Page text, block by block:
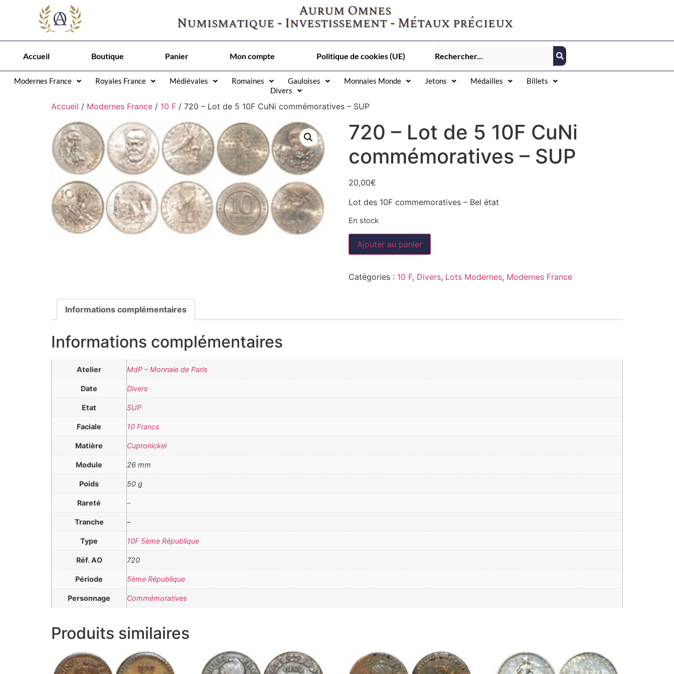
Aurum Omnes
Numismatique - Investissement - Métaux précieux
Accueil Boutique Panier Mon compte Politique de cookies (UE)
Modernes France Royales France Médiévales Romaines Gauloises Monnaies Monde Jetons Médailles
Billets
Divers
Accueil / Modernes France / 10 F / 720 – Lot de 5 10F CuNi commémoratives – SUP
720 – Lot de 5 10F CuNi
commémoratives – SUP
20,00€
Lot des 10F commemoratives – Bel état
En stock
Ajouter au panier
Catégories : 10 F, Divers, Lots Modernes, Modernes France
Informations complémentaires
Informations complémentaires
Atelier MdP – Monnaie de Paris
Date Divers
Etat SUP
Faciale 10 Francs
Matière Cupronickel
Module 26 mm
Poids 50 g
Rareté –
Tranche –
Type 10F 5ème République
Réf. AO 720
Période 5ème République
Personnage Commémoratives
Produits similaires